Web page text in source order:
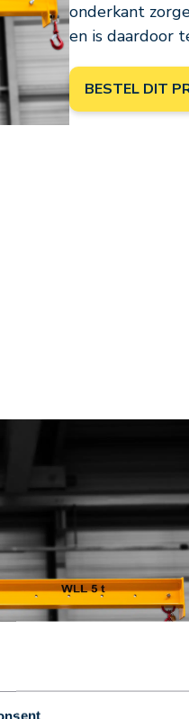
onderkant
en is daardoor
BESTEL DIT